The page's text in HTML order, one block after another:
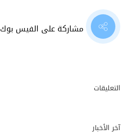
مشاركة على الفيس بوك
التعليقات
آخر الأخبار